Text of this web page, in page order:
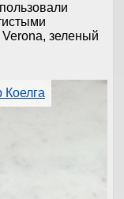
зеленый